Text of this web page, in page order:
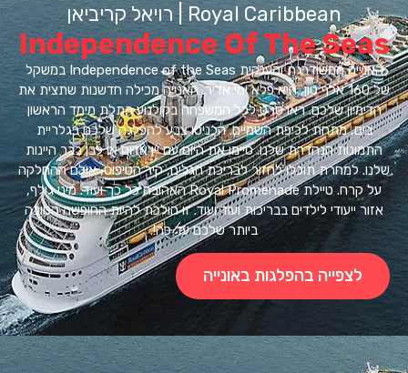
Royal Caribbean | רויאל קריביאן
Independence Of The
האנייה המשודרגת והענקית Independence of the Seas במשקל
של 160 אלף טון, היא פלא ימי אדיר. האנייה מכילה חדשנות שתצית את
שלכם. ראו סרט לכל המשפחה בקולנוע התלת מימד הראשון
מתחת לכיפת השמיים. הכניסו צבע להפלגה שלכם בגלריית
הנהדרת שלנו. סיימו את היום עם יין אדום או לבן בבר היינות
למחרת תוכלו לחזור לבריכת הגלים, קיר הטיפוס, אולם ההחלקה
על קרח. טיילת Royal Promenade האהובה כל כך ועוד. מיני גולף,
ייעודי לילדים בבריכות ועוד ועוד. זו הולכת להיות החופשה הטובה
ביותר שלכם עד כה!.
לצפייה בהפלגות באונייה